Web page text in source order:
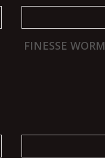
FINESSE WORM